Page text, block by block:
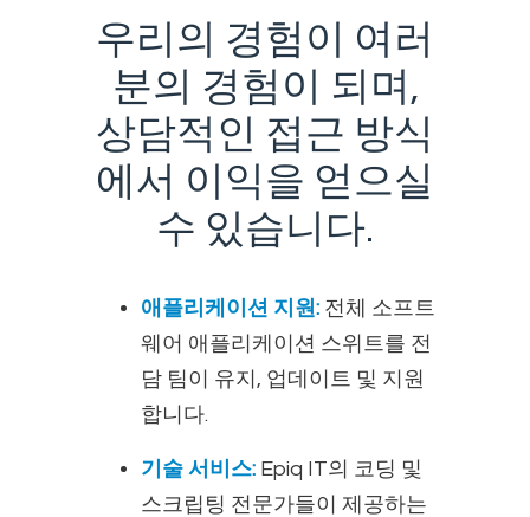
우리의 경험이 여러
분의 경험이 되며,
상담적인 접근 방식
에서 이익을 얻으실
수 있습니다.
애플리케이션 지원: 전체 소프트
웨어 애플리케이션 스위트를 전
담 팀이 유지, 업데이트 및 지원
합니다.
기술 서비스: Epiq IT의 코딩 및
스크립팅 전문가들이 제공하는